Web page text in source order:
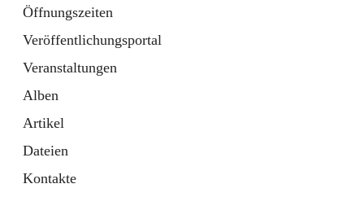
Öffnungszeiten
Veröffentlichungsportal
Veranstaltungen
Alben
Artikel
Dateien
Kontakte